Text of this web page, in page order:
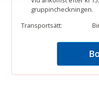
gruppincheckningen.
Transportsätt: